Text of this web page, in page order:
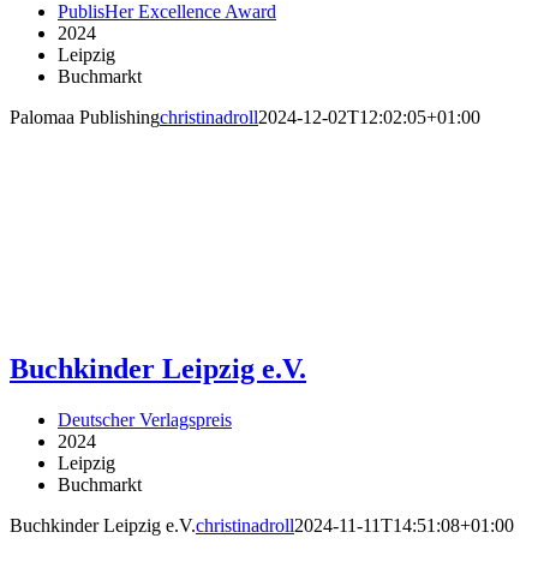
PublisHer Excellence Award
2024
Leipzig
Buchmarkt
Palomaa Publishingchristinadroll2024-12-02T12:02:05+01:00
Buchkinder Leipzig e.V.
Deutscher Verlagspreis
2024
Leipzig
Buchmarkt
Buchkinder Leipzig e.V.christinadroll2024-11-11T14:51:08+01:00